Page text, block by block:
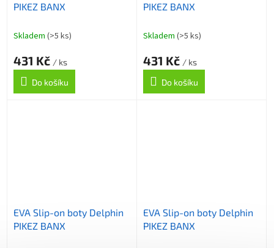
PIKEZ BANX
Skladem (>5 ks)
431 Kč / ks
Do košíku
PIKEZ BANX
Skladem (>5 ks)
431 Kč / ks
Do košíku
EVA Slip-on boty Delphin
PIKEZ BANX
EVA Slip-on boty Delphin
PIKEZ BANX